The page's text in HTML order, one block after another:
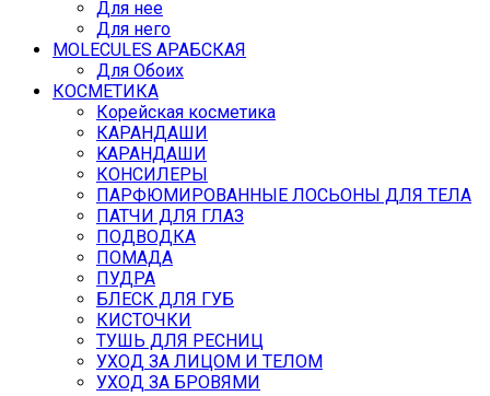
Для нее
Для него
MOLECULES АРАБСКАЯ
Для Обоих
КОСМЕТИКА
Корейская косметика
КАРАНДAШИ
KAPAHДАШИ
КОНСИЛЕРЫ
ПАРФЮМИРОВАННЫЕ ЛОСЬОНЫ ДЛЯ ТЕЛА
ПАТЧИ ДЛЯ ГЛАЗ
ПОДВОДКА
ПОМАДА
ПУДРА
БЛЕСК ДЛЯ ГУБ
КИСТОЧКИ
ТУШЬ ДЛЯ РЕСНИЦ
УХОД ЗА ЛИЦОМ И ТЕЛОМ
УХОД ЗА БРОВЯМИ